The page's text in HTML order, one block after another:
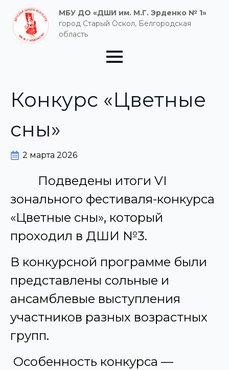
МБУ ДО «ДШИ им. М.Г. Эрденко № 1»
город Старый Оскол, Белгородская
область
Конкурс «Цветные
сны»
2 марта 2026
Подведены итоги VI
зонального фестиваля-конкурса
«Цветные сны», который
проходил в ДШИ №3.
В конкурсной программе были
представлены сольные и
ансамблевые выступления
участников разных возрастных
групп.
Особенность конкурса —